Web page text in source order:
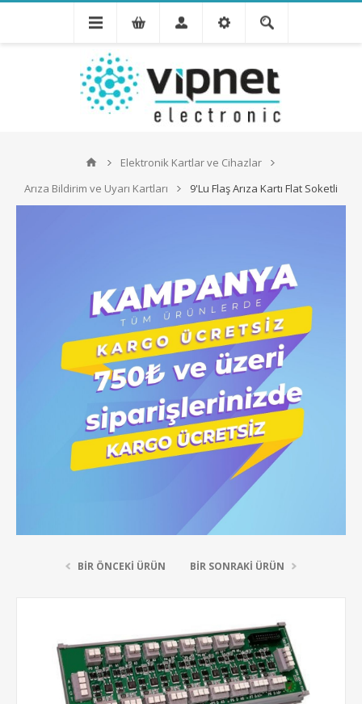
Elektronik Kartlar ve Cihazlar
Arıza Bildirim ve Uyarı Kartları
9'Lu Flaş Arıza Kartı Flat Soketli
BIR ÖNCEKI ÜRÜN BIR SONRAKI ÜRÜN